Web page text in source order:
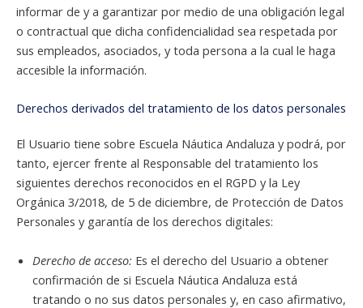
informar de y a garantizar por medio de una obligación legal
o contractual que dicha confidencialidad sea respetada por
sus empleados, asociados, y toda persona a la cual le haga
accesible la información.
Derechos derivados del tratamiento de los datos personales
El Usuario tiene sobre Escuela Náutica Andaluza y podrá, por
tanto, ejercer frente al Responsable del tratamiento los
siguientes derechos reconocidos en el RGPD y la Ley
Orgánica 3/2018, de 5 de diciembre, de Protección de Datos
Personales y garantía de los derechos digitales:
Derecho de acceso: Es el derecho del Usuario a obtener
confirmación de si Escuela Náutica Andaluza está
tratando o no sus datos personales y, en caso afirmativo,